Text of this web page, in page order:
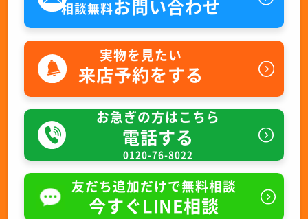
相談無料お問い合わせ
実物を見たい
来店予約をする
お急ぎの方はこちら
電話する
0120-76-8022
友だち追加だけで無料相談
今すぐLINE相談